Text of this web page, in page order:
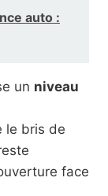
auto :
un niveau
le bris de
face